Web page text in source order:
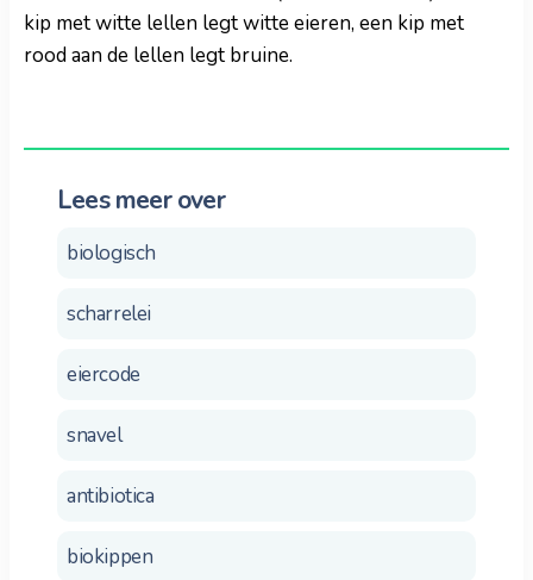
kip met witte lellen legt witte eieren, een kip met
rood aan de lellen legt bruine.
Lees meer over
biologisch
scharrelei
eiercode
snavel
antibiotica
biokippen